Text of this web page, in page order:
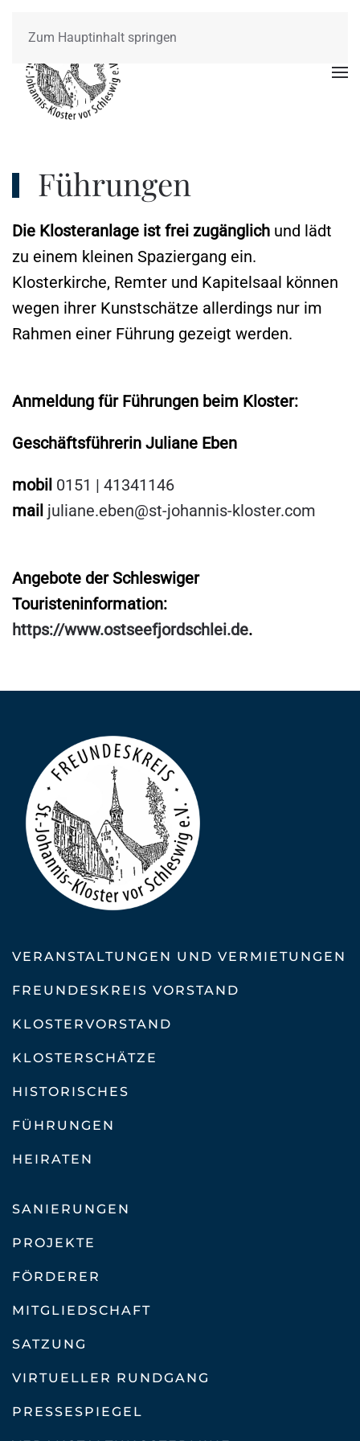
Zum Hauptinhalt springen
Führungen
Die Klosteranlage ist frei zugänglich und lädt
zu einem kleinen Spaziergang ein.
Klosterkirche, Remter und Kapitelsaal können
wegen ihrer Kunstschätze allerdings nur im
Rahmen einer Führung gezeigt werden.
Anmeldung für Führungen beim Kloster:
Geschäftsführerin Juliane Eben
mobil 0151 | 41341146
mail juliane.eben@st-johannis-kloster.com
Angebote der Schleswiger
Touristeninformation:
https://www.ostseefjordschlei.de.
VERANSTALTUNGEN UND VERMIETUNGEN
FREUNDESKREIS VORSTAND
KLOSTERVORSTAND
KLOSTERSCHÄTZE
HISTORISCHES
FÜHRUNGEN
HEIRATEN
SANIERUNGEN
PROJEKTE
FÖRDERER
MITGLIEDSCHAFT
SATZUNG
VIRTUELLER RUNDGANG
PRESSESPIEGEL